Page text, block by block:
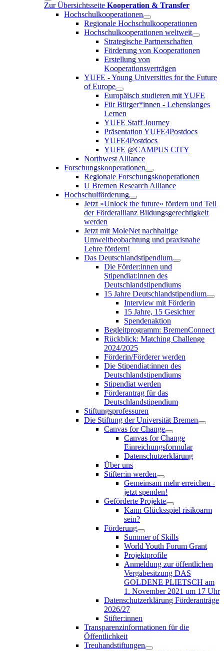
Zur Übersichtsseite Kooperation & Transfer
Hochschulkooperationen
Regionale Hochschulkooperationen
Hochschulkooperationen weltweit
Strategische Partnerschaften
Förderung von Kooperationen
Erstellung von
Kooperationsverträgen
YUFE - Young Universities for the Future
of Europe
Europäisch studieren mit YUFE
Für Bürger*innen - Lebenslanges
Lernen
YUFE Staff Journey
Präsentation YUFE4Postdocs
YUFE4Postdocs
YUFE @CAMPUS CITY
Northwest Alliance
Forschungskooperationen
Regionale Forschungskooperationen
U Bremen Research Alliance
Hochschulförderung
Jetzt »Unlock the future« fördern und Teil
der Förderallianz Bildungsgerechtigkeit
werden
Jetzt mit MoleNet nachhaltige
Umweltbeobachtung und praxisnahe
Lehre fördern!
Das Deutschlandstipendium
Die Förder:innen und
Stipendiat:innen des
Deutschlandstipendiums
15 Jahre Deutschlandstipendium
Interview mit Förderin
15 Jahre, 15 Gesichter
Spendenaktion
Begleitprogramm: BremenConnect
Rückblick: Matching Challenge
2024/2025
Förderin/Förderer werden
Die Stipendiat:innen des
Deutschlandstipendiums
Stipendiat werden
Förderantrag für das
Deutschlandstipendium
Stiftungsprofessuren
Die Stiftung der Universität Bremen
Canvas for Change
Canvas for Change
Einreichungsformular
Datenschutzerklärung
Über uns
Stifter:in werden
Gemeinsam mehr erreichen -
jetzt spenden!
Geförderte Projekte
Kann Glücksspiel risikoarm
sein?
Förderung
Summer of Skills
World Youth Forum Grant
Projektprofile
Anmeldung zur öffentlichen
Vergabesitzung DAS
GOLDENE PLIETSCH am
1. November 2021 um 17 Uhr
Datenschutzerklärung Förderanträge
2026/27
Stifter:innen
Transparenzinformationen für die
Öffentlichkeit
Treuhandstiftungen